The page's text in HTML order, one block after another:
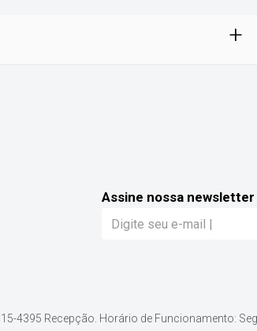
Assine nossa newsletter
4395 Recepção. Horário de Funcionamento: